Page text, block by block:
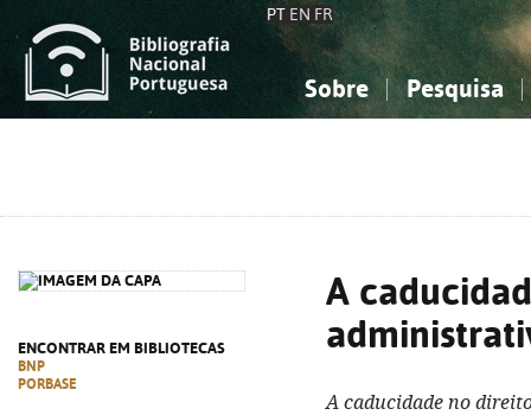
PT EN FR
Sobre Pesquisa
ENCONTRAR EM BIBLIOTECAS
BNP
PORBASE
A
A caducidade no